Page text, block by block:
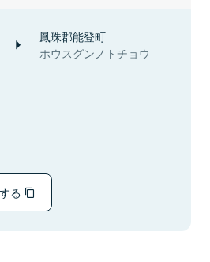
鳳珠郡能登町
ホウスグンノトチョウ
る